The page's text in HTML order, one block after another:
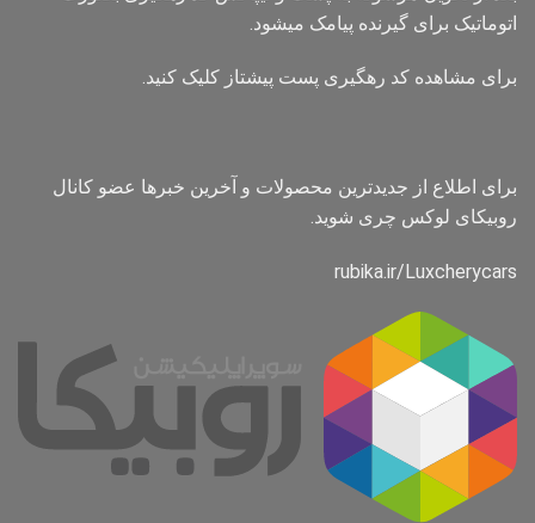
اتوماتیک برای گیرنده پیامک میشود.
برای مشاهده کد رهگیری پست پیشتاز کلیک کنید.
برای اطلاع از جدیدترین محصولات و آخرین خبرها عضو کانال
روبیکای لوکس چری شوید.
rubika.ir/Luxcherycars